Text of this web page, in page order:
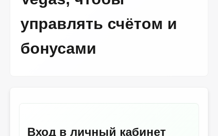
управлять счётом и
бонусами
Вход в личный кабинет